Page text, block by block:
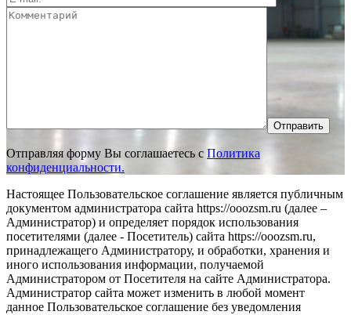
Отправить
Отправляя форму Вы соглашаетесь с Политика
конфиденциальности.
Настоящее Пользовательское соглашение является публичным
документом администратора сайта https://ooozsm.ru (далее –
Администратор) и определяет порядок использования
посетителями (далее - Посетитель) сайта https://ooozsm.ru,
принадлежащего Администратору, и обработки, хранения и
иного использования информации, получаемой
Администратором от Посетителя на сайте Администратора.
Администратор сайта может изменить в любой момент
данное Пользовательское соглашение без уведомления